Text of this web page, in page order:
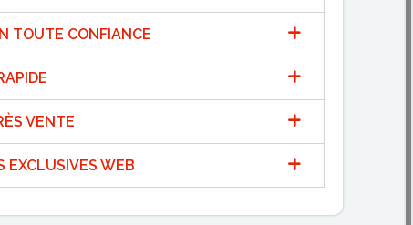
TOUTE CONFIANCE
VENTE
EXCLUSIVES WEB